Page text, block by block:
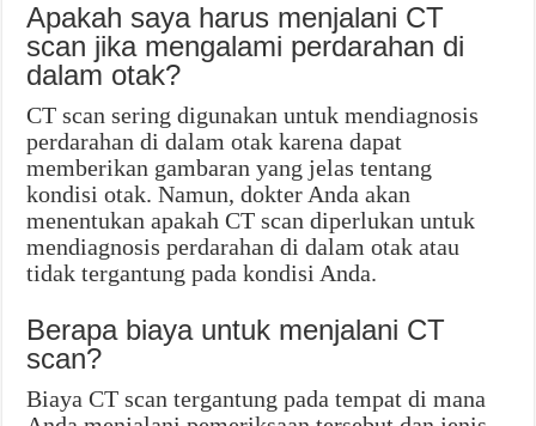
Apakah saya harus menjalani CT
scan jika mengalami perdarahan di
dalam otak?
CT scan sering digunakan untuk mendiagnosis
perdarahan di dalam otak karena dapat
memberikan gambaran yang jelas tentang
kondisi otak. Namun, dokter Anda akan
menentukan apakah CT scan diperlukan untuk
mendiagnosis perdarahan di dalam otak atau
tidak tergantung pada kondisi Anda.
Berapa biaya untuk menjalani CT
scan?
Biaya CT scan tergantung pada tempat di mana